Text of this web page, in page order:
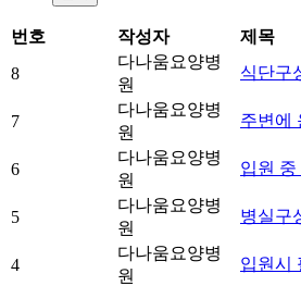
번호 작성자
제목
8
다나움요양병
원
식단구
7
다나움요양병
원
주변에
6
다나움요양병
원
입원
5
다나움요양병
원
병실구
4
다나움요양병
원
입원시